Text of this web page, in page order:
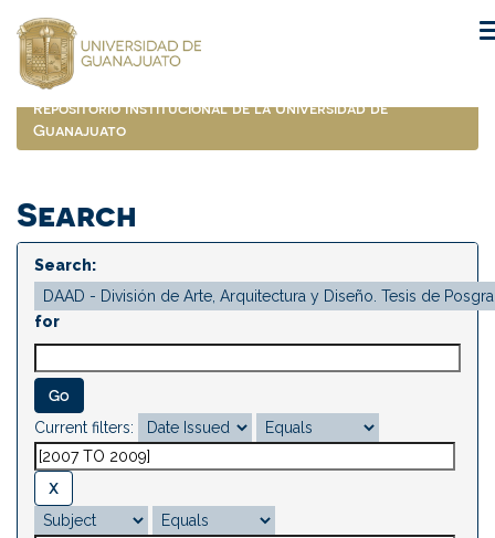
navigation
Repositorio Institucional de la Universidad de
Guanajuato
Search
Search:
for
Current filters: